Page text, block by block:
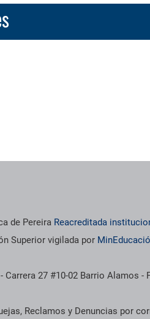
de Pereira Reacreditada
Superior vigilada por
Carrera 27 #10-02 Barrio Alamos
Reclamos y Denuncias por